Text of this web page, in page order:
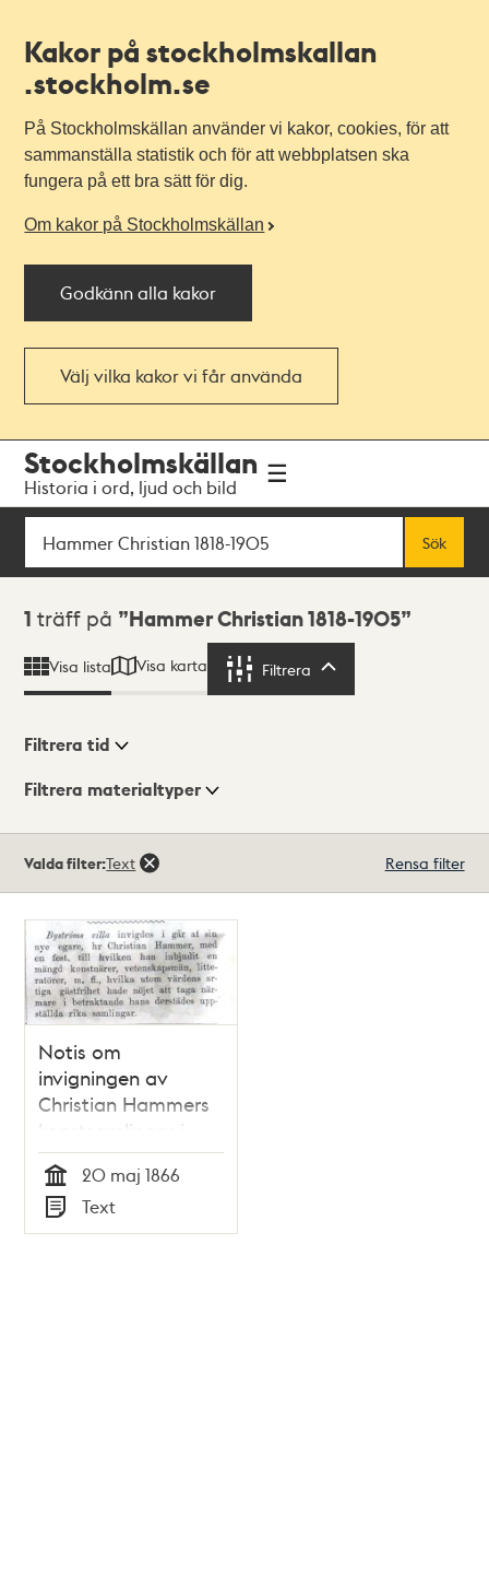
Kakor på stockholmskallan
.stockholm.se
På Stockholmskällan använder vi kakor, cookies, för att
sammanställa statistik och för att webbplatsen ska
fungera på ett bra sätt för dig.
Om kakor på Stockholmskällan
Godkänn alla kakor
Välj vilka kakor vi får använda
navigationen
huvudinnehållet
Stockholmskällan
Historia i ord, ljud och bild
Sök
Sök
Sökresultat
1 träff på Hammer Christian 1818-1905
Visa lista Visa karta Filtrera
Visningsläge
Filtrera tid
Filtrera materialtyper
träffar
Valda filter:Text Rensa filter
Notis om
invigningen av
Christian Hammers
konstsamlingar i
Söndags-Nisse –
Illustreradt
Veckoblad för
Skämt, Humor och
Tid
20 maj 1866
Typ
Text